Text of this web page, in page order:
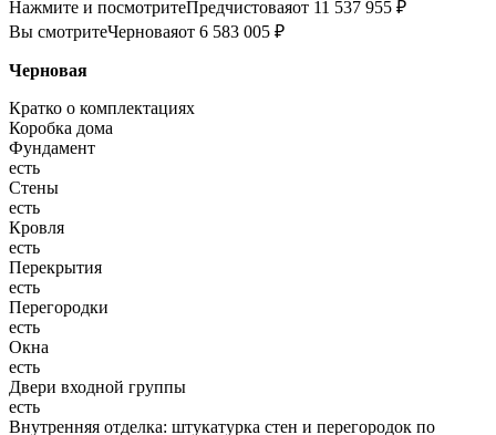
Нажмите и посмотритеПредчистоваяот 11 537 955 ₽
Вы смотритеЧерноваяот 6 583 005 ₽
Черновая
Кратко о комплектациях
Коробка дома
Фундамент
есть
Стены
есть
Кровля
есть
Перекрытия
есть
Перегородки
есть
Окна
есть
Двери входной группы
есть
Внутренняя отделка: штукатурка стен и перегородок по